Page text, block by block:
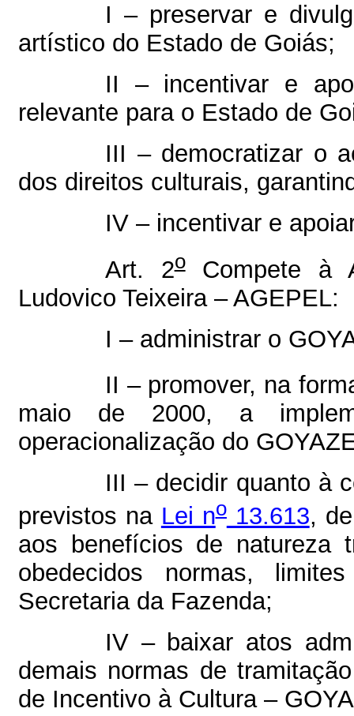
I – preservar e
artístico do Estado de Goiás;
II – incentivar e
relevante para o Estado de
III – democratizar o
dos direitos culturais,
IV – incentivar e
Art. 2oCompete à
Ludovico Teixeira – AGEPEL:
I – administrar o
II – promover, na
maio de 2000, a
operacionalização do
III – decidir quanto à
previstos na Lei no13.613,
aos benefícios de natureza
obedecidos normas,
Secretaria da Fazenda;
IV – baixar atos
demais normas de
de Incentivo à Cultura –